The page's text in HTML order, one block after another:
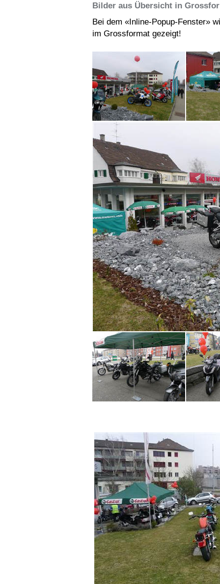
Bilder aus Übersicht in
Bei dem «Inline-Popup-Fenster»
im Grossformat gezeigt!